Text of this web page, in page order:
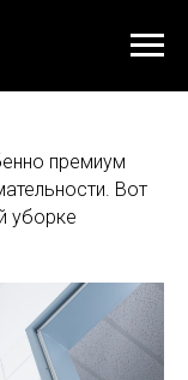
премиум
Вот
уборке